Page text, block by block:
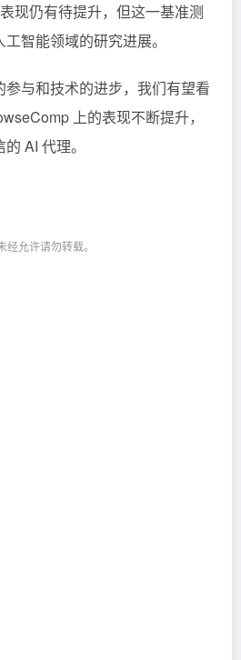
现仍有待提升，但这一基准测
智能领域的研究进展。
与和技术的进步，我们有望看
上的表现不断提升，
AI 代理。
经允许请勿转载。